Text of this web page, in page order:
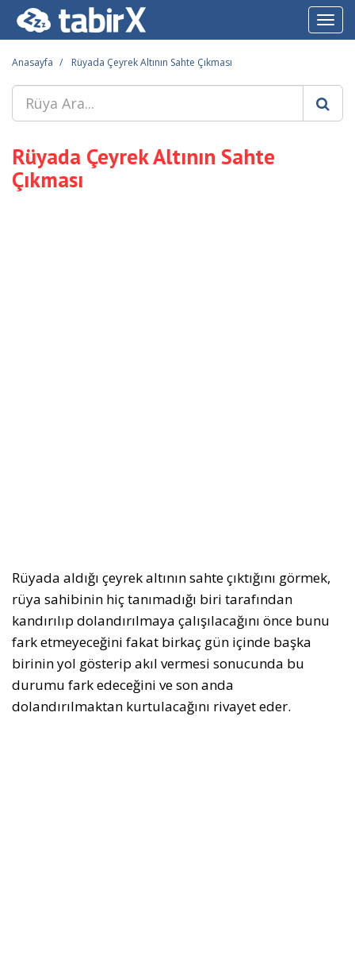
Anasayfa Rüyada Çeyrek Altının Sahte Çıkması
Rüyada Çeyrek Altının Sahte
Çıkması
Rüyada aldığı çeyrek altının sahte çıktığını görmek,
rüya sahibinin hiç tanımadığı biri tarafından
kandırılıp dolandırılmaya çalışılacağını önce bunu
fark etmeyeceğini fakat birkaç gün içinde başka
birinin yol gösterip akıl vermesi sonucunda bu
durumu fark edeceğini ve son anda
dolandırılmaktan kurtulacağını rivayet eder.